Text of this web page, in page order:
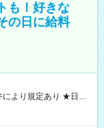
も！好きな
の日に給料
金GET♪ お仕事後はコ
間】試